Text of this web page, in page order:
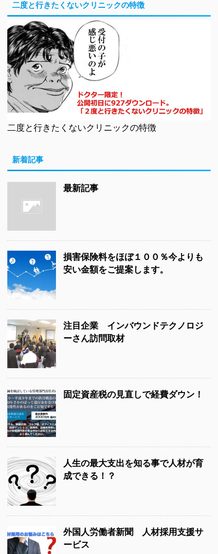
二度と行きたくないクリニックの特徴
二度と行きたくないクリニックの特徴
新着記事
最新記事
損害保険料をほぼ１００％今よりも
安い金額をご提案します。
注目企業 インバウンドテクノロジ
ーさん訪問取材
固定資産税の見直しで経費ダウン！
人生の最大支出を知る事で人材が育
成できる！？
外国人労働者新聞 人材採用支援サ
ービス